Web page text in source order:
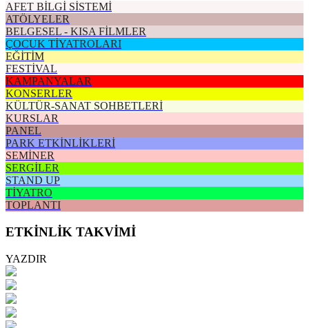
AFET BİLGİ SİSTEMİ
ATÖLYELER
BELGESEL - KISA FİLMLER
ÇOCUK TİYATROLARI
EĞİTİM
FESTİVAL
KAMPANYALAR
KONSERLER
KÜLTÜR-SANAT SOHBETLERİ
KURSLAR
PANEL
PARK ETKİNLİKLERİ
SEMİNER
SERGİLER
STAND UP
TİYATRO
TOPLANTI
ETKİNLİK TAKVİMİ
YAZDIR